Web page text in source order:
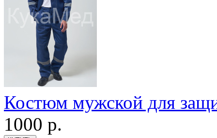
Костюм мужской для
1000 р.